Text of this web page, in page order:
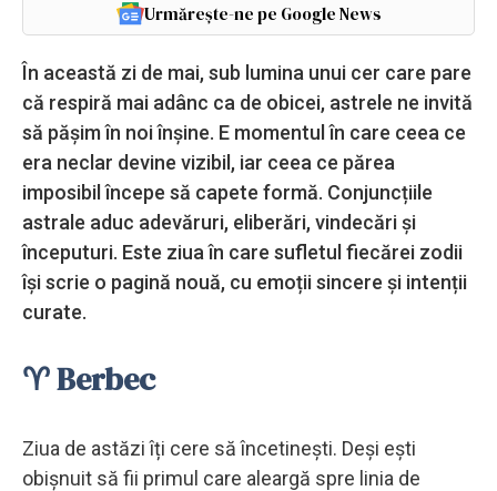
Urmărește-ne pe Google News
În această zi de mai, sub lumina unui cer care pare
că respiră mai adânc ca de obicei, astrele ne invită
să pășim în noi înșine. E momentul în care ceea ce
era neclar devine vizibil, iar ceea ce părea
imposibil începe să capete formă. Conjuncțiile
astrale aduc adevăruri, eliberări, vindecări și
începuturi. Este ziua în care sufletul fiecărei zodii
își scrie o pagină nouă, cu emoții sincere și intenții
curate.
♈ Berbec
Ziua de astăzi îți cere să încetinești. Deși ești
obișnuit să fii primul care aleargă spre linia de